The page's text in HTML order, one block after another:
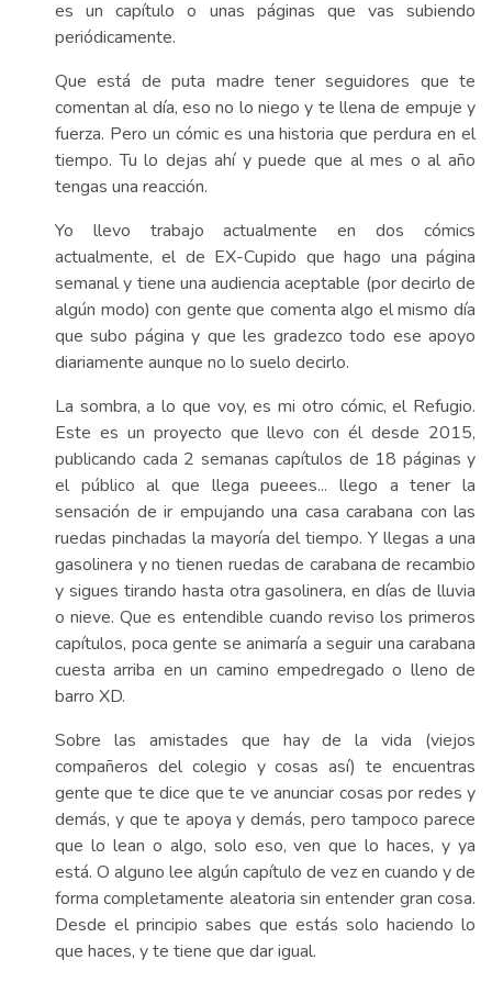
es un capítulo o unas páginas que vas subiendo
periódicamente.
Que está de puta madre tener seguidores que te
comentan al día, eso no lo niego y te llena de empuje y
fuerza. Pero un cómic es una historia que perdura en el
tiempo. Tu lo dejas ahí y puede que al mes o al año
tengas una reacción.
Yo llevo trabajo actualmente en dos cómics
actualmente, el de EX-Cupido que hago una página
semanal y tiene una audiencia aceptable (por decirlo de
algún modo) con gente que comenta algo el mismo día
que subo página y que les gradezco todo ese apoyo
diariamente aunque no lo suelo decirlo.
La sombra, a lo que voy, es mi otro cómic, el Refugio.
Este es un proyecto que llevo con él desde 2015,
publicando cada 2 semanas capítulos de 18 páginas y
el público al que llega pueees... llego a tener la
sensación de ir empujando una casa carabana con las
ruedas pinchadas la mayoría del tiempo. Y llegas a una
gasolinera y no tienen ruedas de carabana de recambio
y sigues tirando hasta otra gasolinera, en días de lluvia
o nieve. Que es entendible cuando reviso los primeros
capítulos, poca gente se animaría a seguir una carabana
cuesta arriba en un camino empedregado o lleno de
barro XD.
Sobre las amistades que hay de la vida (viejos
compañeros del colegio y cosas así) te encuentras
gente que te dice que te ve anunciar cosas por redes y
demás, y que te apoya y demás, pero tampoco parece
que lo lean o algo, solo eso, ven que lo haces, y ya
está. O alguno lee algún capítulo de vez en cuando y de
forma completamente aleatoria sin entender gran cosa.
Desde el principio sabes que estás solo haciendo lo
que haces, y te tiene que dar igual.